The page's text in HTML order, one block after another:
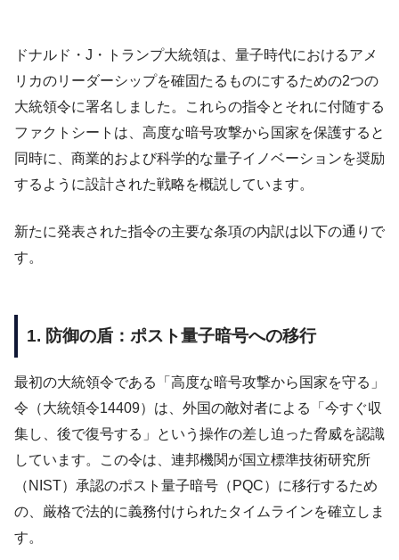
ドナルド・J・トランプ大統領は、量子時代におけるアメ
リカのリーダーシップを確固たるものにするための2つの
大統領令に署名しました。これらの指令とそれに付随する
ファクトシートは、高度な暗号攻撃から国家を保護すると
同時に、商業的および科学的な量子イノベーションを奨励
するように設計された戦略を概説しています。
新たに発表された指令の主要な条項の内訳は以下の通りで
す。
1. 防御の盾：ポスト量子暗号への移行
最初の大統領令である「高度な暗号攻撃から国家を守る」
令（大統領令14409）は、外国の敵対者による「今すぐ収
集し、後で復号する」という操作の差し迫った脅威を認識
しています。この令は、連邦機関が国立標準技術研究所
（NIST）承認のポスト量子暗号（PQC）に移行するため
の、厳格で法的に義務付けられたタイムラインを確立しま
す。